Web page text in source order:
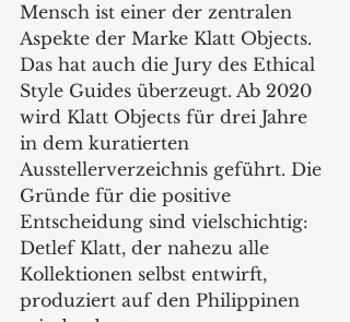
Mensch ist einer der zentralen
Aspekte der Marke Klatt Objects.
Das hat auch die Jury des Ethical
Style Guides überzeugt. Ab 2020
wird Klatt Objects für drei Jahre
in dem kuratierten
Ausstellerverzeichnis geführt. Die
Gründe für die positive
Entscheidung sind vielschichtig:
Detlef Klatt, der nahezu alle
Kollektionen selbst entwirft,
produziert auf den Philippinen